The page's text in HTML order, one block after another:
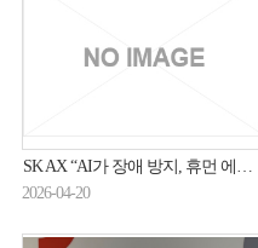
SK AX “AI가 장애 방지, 휴먼 에러 최소화”
2026-04-20